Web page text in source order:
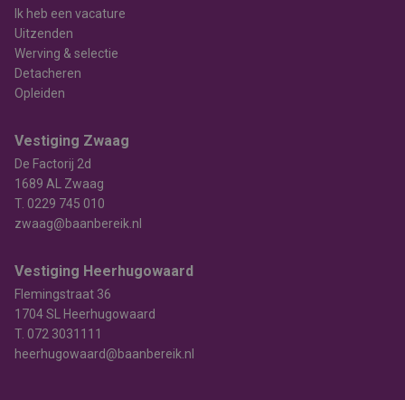
Ik heb een vacature
Uitzenden
Werving & selectie
Detacheren
Opleiden
Vestiging Zwaag
De Factorij 2d
1689 AL Zwaag
T. 0229 745 010
zwaag@baanbereik.nl
Vestiging Heerhugowaard
Flemingstraat 36
1704 SL Heerhugowaard
T. 072 3031111
heerhugowaard@baanbereik.nl